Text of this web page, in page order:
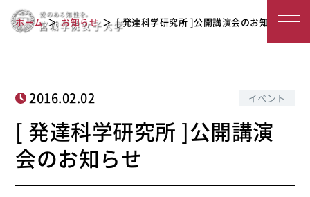
宮
女
子
大
[ 発達科学研究所 ]公開講演会のお知ら
せ
ホーム お知らせ [ 発達科学研究所 ]公開講演会のお知らせ
2016.02.02 イベント
[ 発達科学研究所 ]公開講演
会のお知らせ